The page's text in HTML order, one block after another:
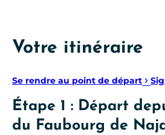
Votre itinéraire
Se rendre au point de départ
Étape 1 : Départ
du Faubourg de